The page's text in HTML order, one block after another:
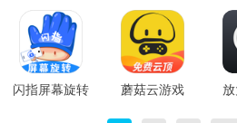
器
闪指屏幕旋转 蘑菇云游戏